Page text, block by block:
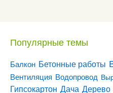
Популярные темы
Балкон Бетонные работы
Вентиляция Водопровод
Гипсокартон Дача Дерево